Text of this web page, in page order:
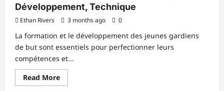
Développement, Technique
Ethan Rivers 3 months ago 0
La formation et le développement des jeunes gardiens
de but sont essentiels pour perfectionner leurs
compétences et...
Read MoreRead
more